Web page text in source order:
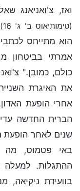
ואז, צ'ואניאנג
(טימותיאוס ב' ג' 16)
הוא מתייחס
אמרתי בביטחון
כולם, כמובן."
אחרי הופעת
שנים לאחר הופעת
באי פטמוס, מה
בוועידת ניקיאה,